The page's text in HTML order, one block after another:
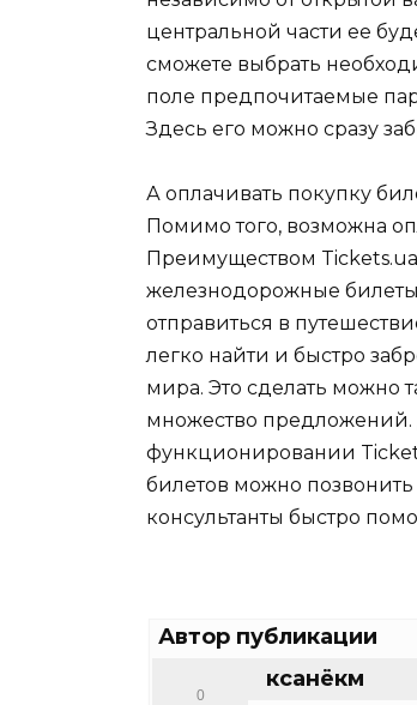
центральной части ее
сможете выбрать
поле предпочитаемые
Здесь его можно сразу
А оплачивать покупку
Помимо того, возможна
Преимуществом
железнодорожные
отправиться в
легко найти и быстро
мира. Это сделать можно
множество предложений.
функционировании
билетов можно
консультанты быстро
Автор публикации
ксанёкм
0